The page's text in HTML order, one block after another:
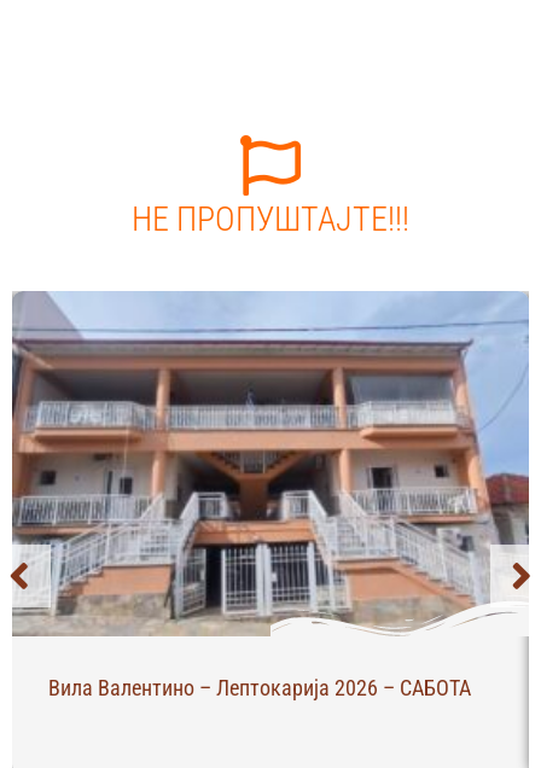
НЕ ПРОПУШТАЈТЕ!!!
Вила Валентино – Лептокарија 2026 – САБОТА